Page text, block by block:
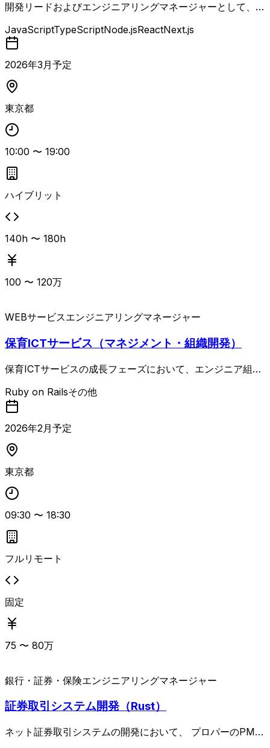
開発リードおよびエンジニアリングマネージャーとして、開
準化、組織基盤構築を担う案件です。 コードレビュー体制
やCI/CD、ドキュメント整備などのプロセス改善を推進し、
経営陣と連携しながら開発体制の整備・拡大を行います。
独自LLMおよび自社プロダクトの追加開発をリードし、開
発ナレッジの社内蓄積を進めつつ、パートナー依存から自社
フルスタック開発経験とチームリードまたはEM経験、プロ
セス改善・標準化の実績が求められます。 生成AIやLLM導
入経験、外部パートナーとの協業プロジェクトのコントロー
ル経験、エンジニア採用への関与経験、スタートアップ0→
1フェーズでの体制構築経験があるとよりマッチします。
JavaScriptTypeScriptNode.jsReactNext.js
2026年3月予定
東京都
10:00 〜 19:00
ハイブリット
140h 〜 180h
100 〜 120万
WEBサービスエンジニアリングマネージャー
保育ICTサービス（マネジメント・組織開発）
保育ICTサービスの成長フェーズにおいて、エンジニア組織
エンジニアリングマネージャー案件です。 エンジニアメン
バーの目標設定、1on1、評価、キャリア開発支援に加え、O
KR／KPI策定や組織課題の特定・改善施策の立案と実行を
担っていただきます。 また、採用候補者の見極めやオンボ
ーディング、組織文化の醸成、PdMとの連携による開発リ
ケーション設計とチームビルディングなど、エンジニア組織
の最大化に関わる幅広いマネジメント業務をお任せする想定
です。 ピープルマネジメントと組織開発の経験・実績を活
かしつつ、Webサービス開発の知見を背景にエンジニア視
点で組織をリードできる方に適した案件です。
Ruby on Railsその他
2026年2 月予定
東京都
09:30 〜 18:30
フルリモート
固定
75 〜 80万
銀行・証券・保険エンジニアリングマネージャー
証券取引システム開発（Rust）
ネット証券取引システムの開発において、 プロパーのPMと